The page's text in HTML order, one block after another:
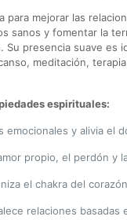
para mejorar las
sanos y fomentar la
Su presencia suave es
meditación,
espirituales:
emocionales y alivia el
propio, el perdón y
el chakra del
relaciones basadas